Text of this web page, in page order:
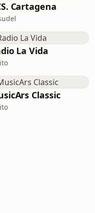
Cartagena
La Vida
Classic